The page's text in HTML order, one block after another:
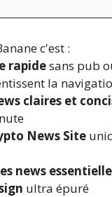
c'est :
rapidesans pub
la
claires et
News Site
news
ultra épuré